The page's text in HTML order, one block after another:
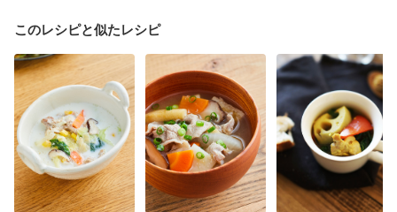
このレシピと似たレシピ